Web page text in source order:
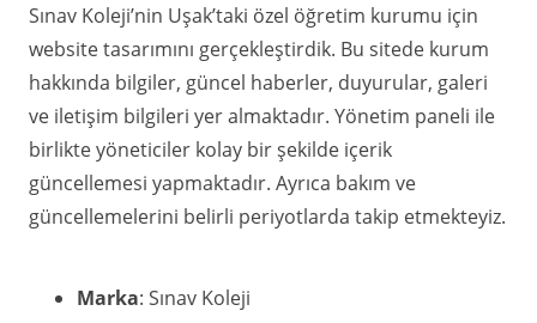
Sınav Koleji’nin Uşak’taki özel öğretim kurumu için
website tasarımını gerçekleştirdik. Bu sitede kurum
hakkında bilgiler, güncel haberler, duyurular, galeri
ve iletişim bilgileri yer almaktadır. Yönetim paneli ile
birlikte yöneticiler kolay bir şekilde içerik
güncellemesi yapmaktadır. Ayrıca bakım ve
güncellemelerini belirli periyotlarda takip etmekteyiz.
Marka: Sınav Koleji